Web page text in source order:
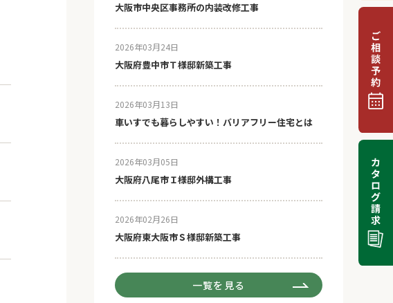
大阪市中央区事務所の内装改修工事
2026年03月24日
大阪府豊中市Ｔ様邸新築工事
2026年03月13日
車いすでも暮らしやすい！バリアフリー住宅とは
2026年03月05日
大阪府八尾市Ｉ様邸外構工事
2026年02月26日
大阪府東大阪市Ｓ様邸新築工事
一覧を見る